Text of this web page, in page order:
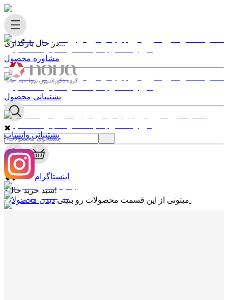
در حال بارگذاری...
✖
0
✖
سبد خرید خالیه!
میتونی از این قسمت محصولات رو ببینی
مشاوره محصول
پشتیبانی محصول
پشتیبانی واتساپ
اینستاگرام